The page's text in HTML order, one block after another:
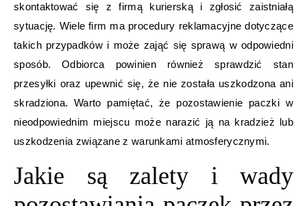
skontaktować się z firmą kurierską i zgłosić zaistniałą
sytuację. Wiele firm ma procedury reklamacyjne dotyczące
takich przypadków i może zająć się sprawą w odpowiedni
sposób. Odbiorca powinien również sprawdzić stan
przesyłki oraz upewnić się, że nie została uszkodzona ani
skradziona. Warto pamiętać, że pozostawienie paczki w
nieodpowiednim miejscu może narazić ją na kradzież lub
uszkodzenia związane z warunkami atmosferycznymi.
Jakie są zalety i wady